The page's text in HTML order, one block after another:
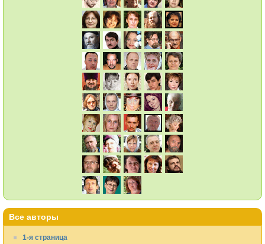
Все авторы
1-я страница